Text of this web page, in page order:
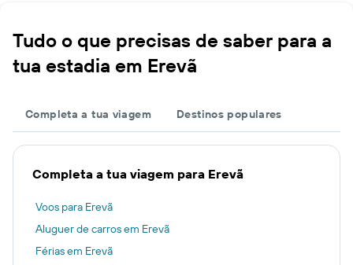
Tudo o que precisas de saber para a
tua estadia em Erevã
Completa a tua viagem Destinos populares
Completa a tua viagem para Erevã
Voos para Erevã
Aluguer de carros em Erevã
Férias em Erevã